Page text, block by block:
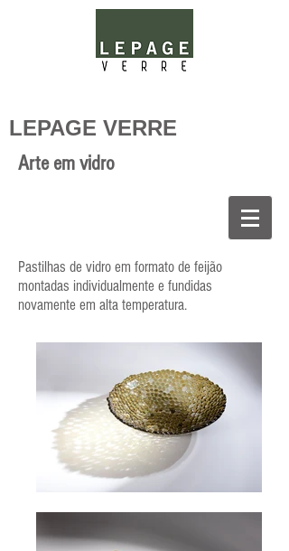
Arte em vidro
LEPAGE VERRE
Pastilhas de vidro em formato de feijão
montadas individualmente e fundidas
novamente em alta temperatura.